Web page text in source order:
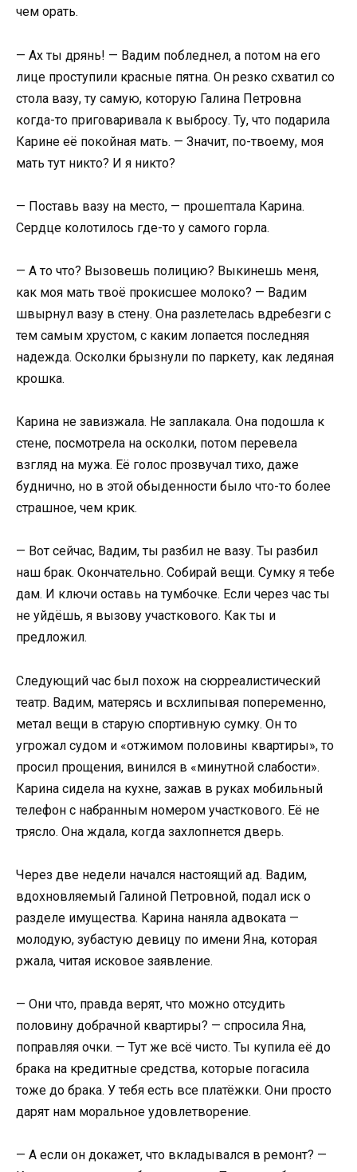
чем орать.
— Ах ты дрянь! — Вадим побледнел, а потом на его
лице проступили красные пятна. Он резко схватил со
стола вазу, ту самую, которую Галина Петровна
когда-то приговаривала к выбросу. Ту, что подарила
Карине её покойная мать. — Значит, по-твоему, моя
мать тут никто? И я никто?
— Поставь вазу на место, — прошептала Карина.
Сердце колотилось где-то у самого горла.
— А то что? Вызовешь полицию? Выкинешь меня,
как моя мать твоё прокисшее молоко? — Вадим
швырнул вазу в стену. Она разлетелась вдребезги с
тем самым хрустом, с каким лопается последняя
надежда. Осколки брызнули по паркету, как ледяная
крошка.
Карина не завизжала. Не заплакала. Она подошла к
стене, посмотрела на осколки, потом перевела
взгляд на мужа. Её голос прозвучал тихо, даже
буднично, но в этой обыденности было что-то более
страшное, чем крик.
— Вот сейчас, Вадим, ты разбил не вазу. Ты разбил
наш брак. Окончательно. Собирай вещи. Сумку я тебе
дам. И ключи оставь на тумбочке. Если через час ты
не уйдёшь, я вызову участкового. Как ты и
предложил.
Следующий час был похож на сюрреалистический
театр. Вадим, матерясь и всхлипывая попеременно,
метал вещи в старую спортивную сумку. Он то
угрожал судом и «отжимом половины квартиры», то
просил прощения, винился в «минутной слабости».
Карина сидела на кухне, зажав в руках мобильный
телефон с набранным номером участкового. Её не
трясло. Она ждала, когда захлопнется дверь.
Через две недели начался настоящий ад. Вадим,
вдохновляемый Галиной Петровной, подал иск о
разделе имущества. Карина наняла адвоката —
молодую, зубастую девицу по имени Яна, которая
ржала, читая исковое заявление.
— Они что, правда верят, что можно отсудить
половину добрачной квартиры? — спросила Яна,
поправляя очки. — Тут же всё чисто. Ты купила её до
брака на кредитные средства, которые погасила
тоже до брака. У тебя есть все платёжки. Они просто
дарят нам моральное удовлетворение.
— А если он докажет, что вкладывался в ремонт? —